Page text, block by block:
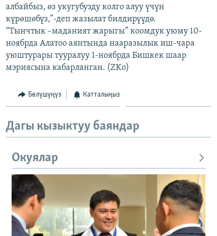
албайбыз, өз укугубузду колго алуу үчүн
күрөшөбүз,”-деп жазылат билдирүүдө.
“Тынчтык –маданият жарыгы” коомдук уюму 10-
ноябрда Алатоо аянтында нааразылык иш-чара
уюштурары тууралуу 1-ноябрда Бишкек шаар
мэриясына кабарланган. (ZKo)
Бөлүшүңүз Катталыңыз
Дагы кызыктуу баяндар
Окуялар